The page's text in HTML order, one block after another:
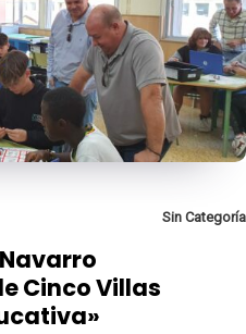
Sin Categoría
Cinco Villas